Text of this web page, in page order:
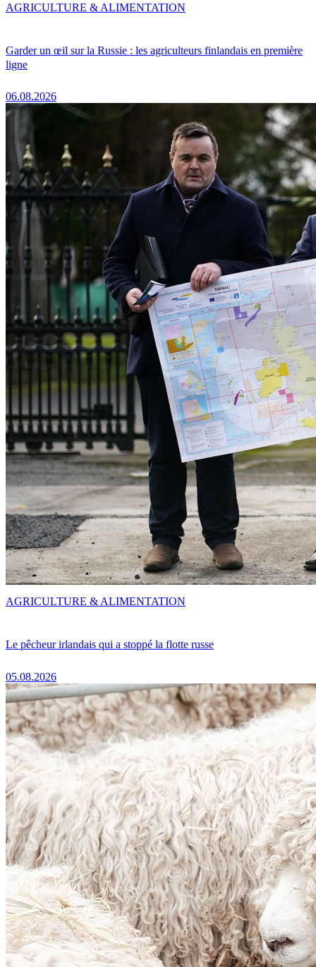
Garder un œil sur la Russie : les agriculteurs finlandais en première
ligne
06.08.2026
AGRICULTURE & ALIMENTATION
Le pêcheur irlandais qui a stoppé la flotte russe
05.08.2026
AGRICULTURE & ALIMENTATION